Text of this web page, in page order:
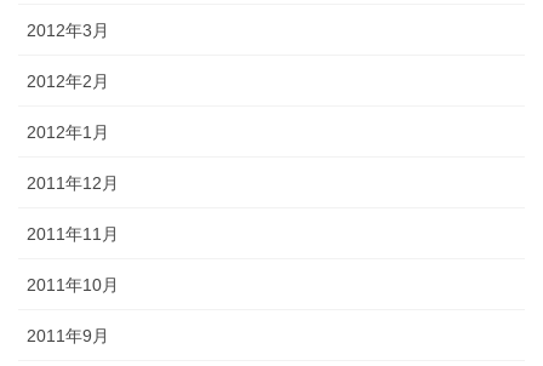
2012年3月
2012年2月
2012年1月
2011年12月
2011年11月
2011年10月
2011年9月